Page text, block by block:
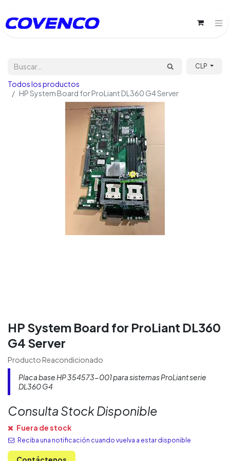
CLP
Todos los productos
HP System Board for ProLiant DL360 G4 Server
HP System Board for ProLiant DL360
G4 Server
Producto Reacondicionado
Placa base HP 354573-001 para sistemas ProLiant serie
DL360 G4
Consulta Stock Disponible
Fuera de stock
Reciba una notificación cuando vuelva a estar disponible